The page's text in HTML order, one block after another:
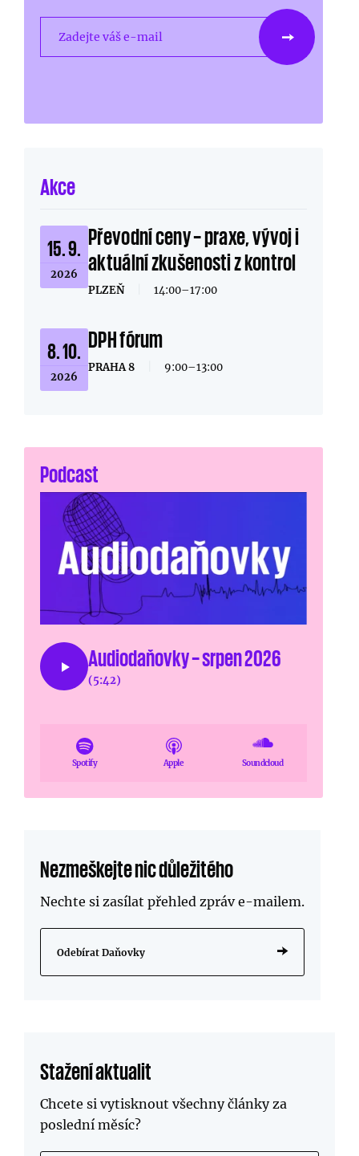
Zadejte váš e-mail
Akce
15. 9.
2026
Převodní ceny – praxe, vývoj i
aktuální zkušenosti z kontrol
PLZEŇ 14:00–17:00
8. 10.
2026
DPH fórum
PRAHA 8 9:00–13:00
Podcast
Audiodaňovky – srpen 2026
(5:42)
Spotify Apple Soundcloud
Nezmeškejte nic důležitého
Nechte si zasílat přehled zpráve-mailem.
Odebírat Daňovky
Stažení aktualit
Chcete si vytisknout všechny články za
poslední měsíc?